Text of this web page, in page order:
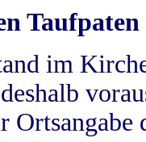
Taufpaten
im